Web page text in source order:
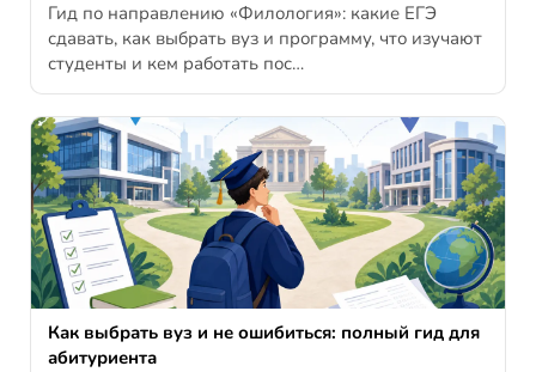
Гид по направлению «Филология»: какие ЕГЭ
сдавать, как выбрать вуз и программу, что изучают
студенты и кем работать пос…
Как выбрать вуз и не ошибиться: полный гид для
абитуриента